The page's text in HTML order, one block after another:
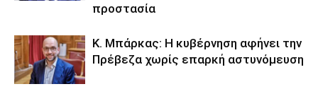
προστασία
Κ. Μπάρκας: Η κυβέρνηση αφήνει την
Πρέβεζα χωρίς επαρκή αστυνόμευση